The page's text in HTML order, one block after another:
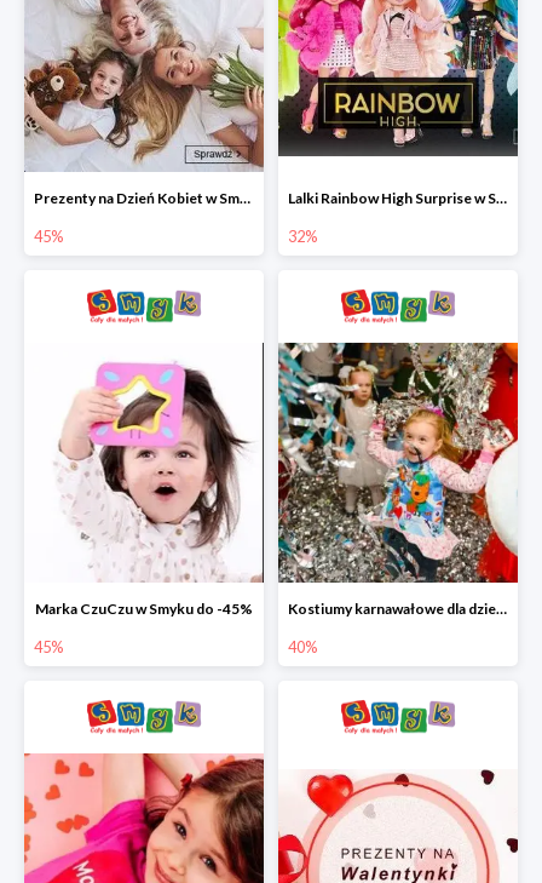
Prezenty na Dzień Kobiet w Smyku do -45%
45%
Lalki Rainbow High Surprise w Smyku do -35%
32%
Marka CzuCzu w Smyku do -45%
45%
Kostiumy karnawałowe dla dzieci w Smyku do -40%
40%